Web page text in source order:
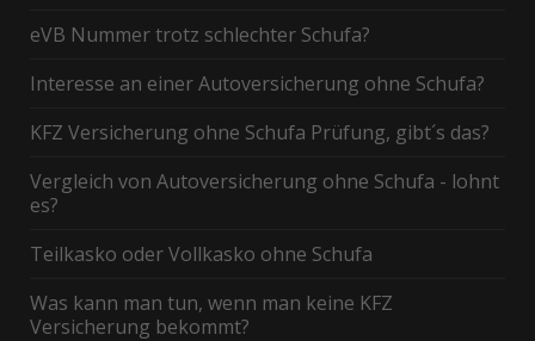
eVB Nummer trotz schlechter Schufa?
Interesse an einer Autoversicherung ohne Schufa?
KFZ Versicherung ohne Schufa Prüfung, gibt´s das?
Vergleich von Autoversicherung ohne Schufa - lohnt
es?
Teilkasko oder Vollkasko ohne Schufa
Was kann man tun, wenn man keine KFZ
Versicherung bekommt?